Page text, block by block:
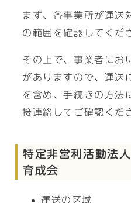
まず、各事業所が運送
の範囲を確認してくだ
その上で、事業者にお
がありますので、運送
を含め、手続きの方法
接連絡してご確認くだ
特定非営利活動法
育成会
運送の区域